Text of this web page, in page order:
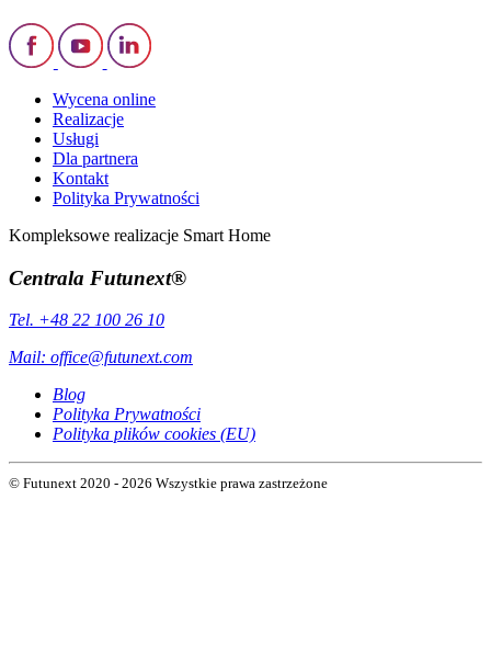
Wycena online
Realizacje
Usługi
Dla partnera
Kontakt
Polityka Prywatności
Kompleksowe realizacje Smart Home
Centrala Futunext®
Tel. +48 22 100 26 10
Mail: office@futunext.com
Blog
Polityka Prywatności
Polityka plików cookies (EU)
© Futunext 2020 - 2026 Wszystkie prawa zastrzeżone